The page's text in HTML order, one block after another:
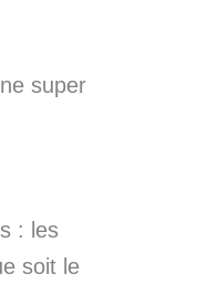
super
: les
soit le